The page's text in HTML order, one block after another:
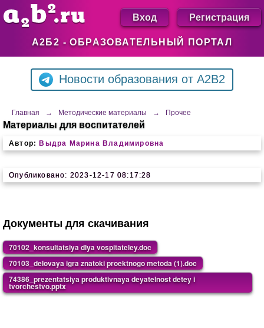
А2Б2 - ОБРАЗОВАТЕЛЬНЫЙ ПОРТАЛ
Вход Регистрация
Новости образования от A2B2
Главная → Методические материалы → Прочее
Материалы для воспитателей
Автор: Выдра Марина Владимировна
Опубликовано: 2023-12-17 08:17:28
Документы для скачивания
70102_konsultatsiya dlya vospitateley.doc
70103_delovaya igra znatoki proektnogo metoda (1).doc
74386_prezentatsiya produktivnaya deyatelnost detey i
tvorchestvo.pptx